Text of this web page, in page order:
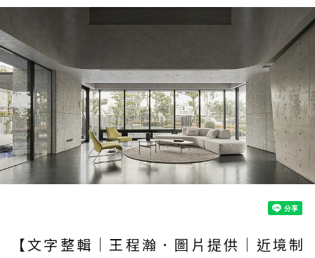
【文字整輯｜王程瀚．圖片提供｜近境制